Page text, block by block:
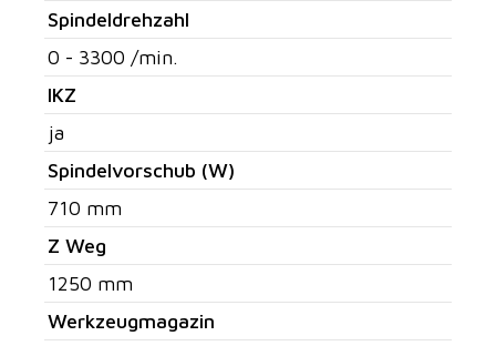
Spindeldrehzahl
0 - 3300 /min.
IKZ
ja
Spindelvorschub (W)
710 mm
Z Weg
1250 mm
Werkzeugmagazin